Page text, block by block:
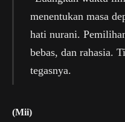
menentukan masa
hati nurani.
bebas, dan rahasia.
tegasnya.
(Mii)